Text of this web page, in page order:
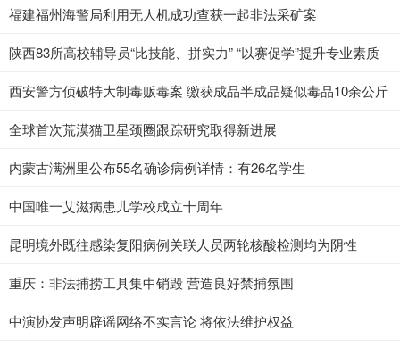
福建福州海警局利用无人机成功查获一起非法采矿案
陕西83所高校辅导员“比技能、拼实力” “以赛促学”提升专业素质
西安警方侦破特大制毒贩毒案 缴获成品半成品疑似毒品10余公斤
全球首次荒漠猫卫星颈圈跟踪研究取得新进展
内蒙古满洲里公布55名确诊病例详情：有26名学生
中国唯一艾滋病患儿学校成立十周年
昆明境外既往感染复阳病例关联人员两轮核酸检测均为阴性
重庆：非法捕捞工具集中销毁 营造良好禁捕氛围
中演协发声明辟谣网络不实言论 将依法维护权益